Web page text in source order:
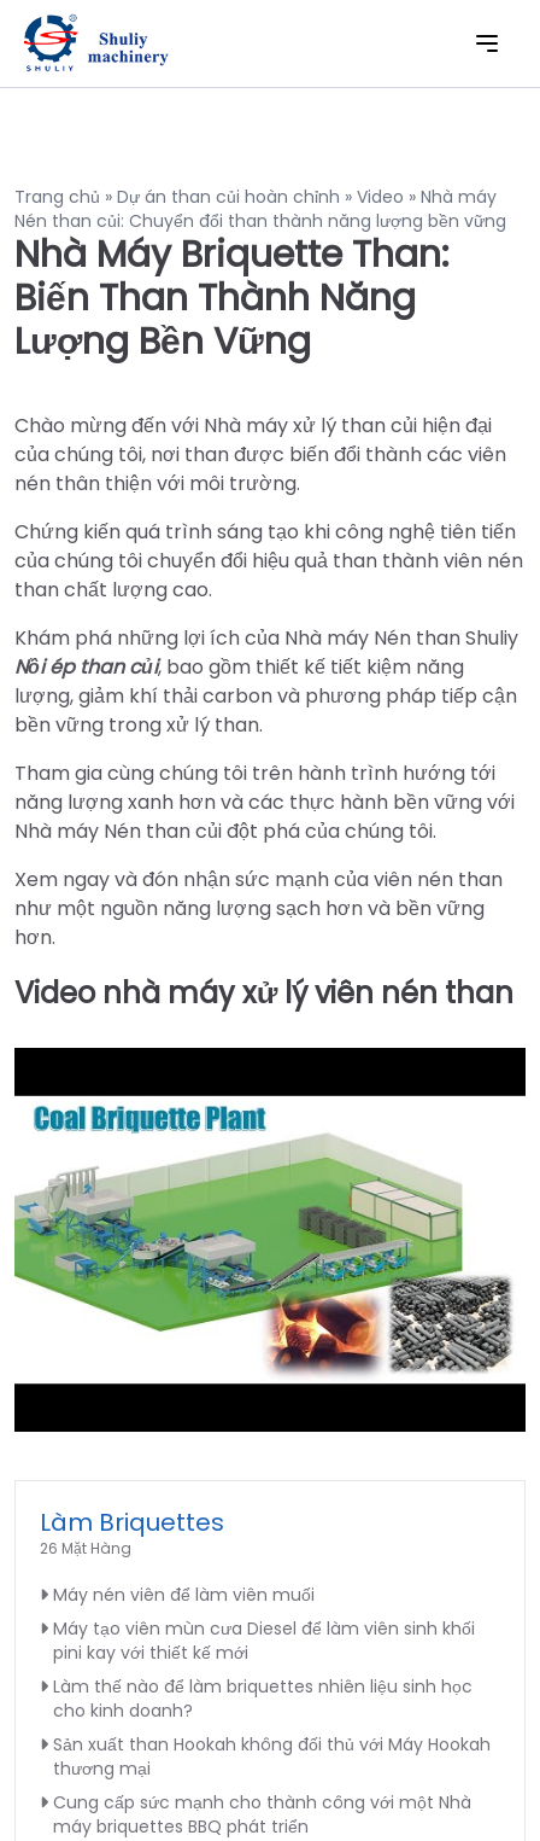
Trang chủ » Dự án than củi hoàn chỉnh » Video » Nhà máy
Nén than củi: Chuyển đổi than thành năng lượng bền vững
Nhà Máy Briquette Than:
Biến Than Thành Năng
Lượng Bền Vững
Chào mừng đến với Nhà máy xử lý than củi hiện đại
của chúng tôi, nơi than được biến đổi thành các viên
nén thân thiện với môi trường.
Chứng kiến quá trình sáng tạo khi công nghệ tiên tiến
của chúng tôi chuyển đổi hiệu quả than thành viên nén
than chất lượng cao.
Khám phá những lợi ích của Nhà máy Nén than Shuliy
Nồi ép than củi, bao gồm thiết kế tiết kiệm năng
lượng, giảm khí thải carbon và phương pháp tiếp cận
bền vững trong xử lý than.
Tham gia cùng chúng tôi trên hành trình hướng tới
năng lượng xanh hơn và các thực hành bền vững với
Nhà máy Nén than củi đột phá của chúng tôi.
Xem ngay và đón nhận sức mạnh của viên nén than
như một nguồn năng lượng sạch hơn và bền vững
hơn.
Video nhà máy xử lý viên nén than
Làm Briquettes
26 Mặt Hàng
Máy nén viên để làm viên muối
Máy tạo viên mùn cưa Diesel để làm viên sinh khối
pini kay với thiết kế mới
Làm thế nào để làm briquettes nhiên liệu sinh học
cho kinh doanh?
Sản xuất than Hookah không đối thủ với Máy Hookah
thương mại
Cung cấp sức mạnh cho thành công với một Nhà
máy briquettes BBQ phát triển